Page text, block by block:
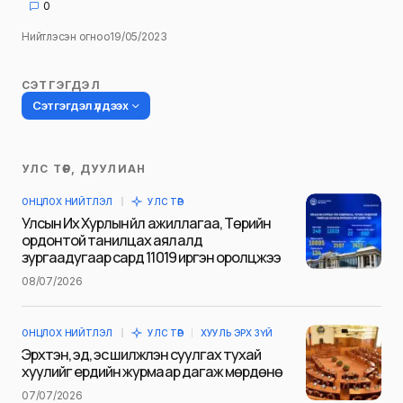
0
Нийтлэсэн огноо19/05/2023
СЭТГЭГДЭЛ
Сэтгэгдэл үлдээх
Таны имэйл хаягийг нийтлэхгүй.
тэмдэглэсэн
Name
УЛС ТӨР, ДУУЛИАН
ОНЦЛОХ НИЙТЛЭЛ УЛС ТӨР
Улсын Их Хурлын үйл ажиллагаа, Төрийн
ордонтой танилцах аялалд
зургаадугаар сард 11019 иргэн оролцжээ
08/07/2026
ОНЦЛОХ НИЙТЛЭЛ УЛС ТӨР ХУУЛЬ ЭРХ ЗҮЙ
Эрхтэн, эд, эс шилжүүлэн суулгах тухай
хуулийг ердийн журмаар дагаж мөрдөнө
07/07/2026